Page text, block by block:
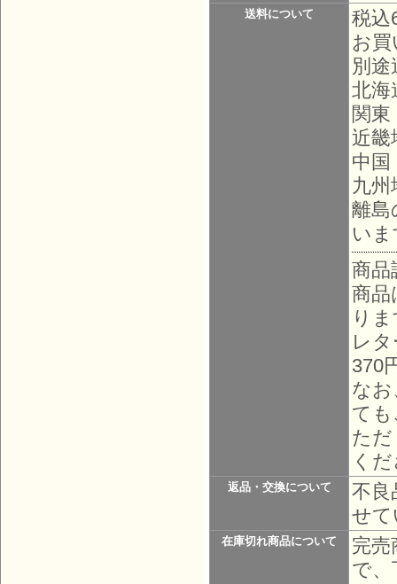
送料について
税込
お
別
北海
関東
近畿
中国
九州
離島
い
商品
商品
り
レ
370
な
て
た
く
返品・交換について
不良
せ
在庫切れ商品について
完
で、